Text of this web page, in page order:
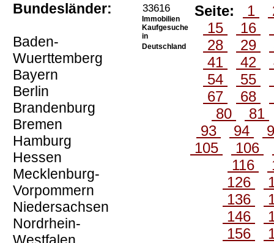
Bundesländer:
Baden-
Wuerttemberg
Bayern
Berlin
Brandenburg
Bremen
Hamburg
Hessen
Mecklenburg-
Vorpommern
Niedersachsen
Nordrhein-
33616
Immobilien
Kaufgesuche
in
Deutschland
Seite: 1
15
16
28
29
41
42
54
55
67
68
80
81
93
94
105
106
116
126
136
146
156